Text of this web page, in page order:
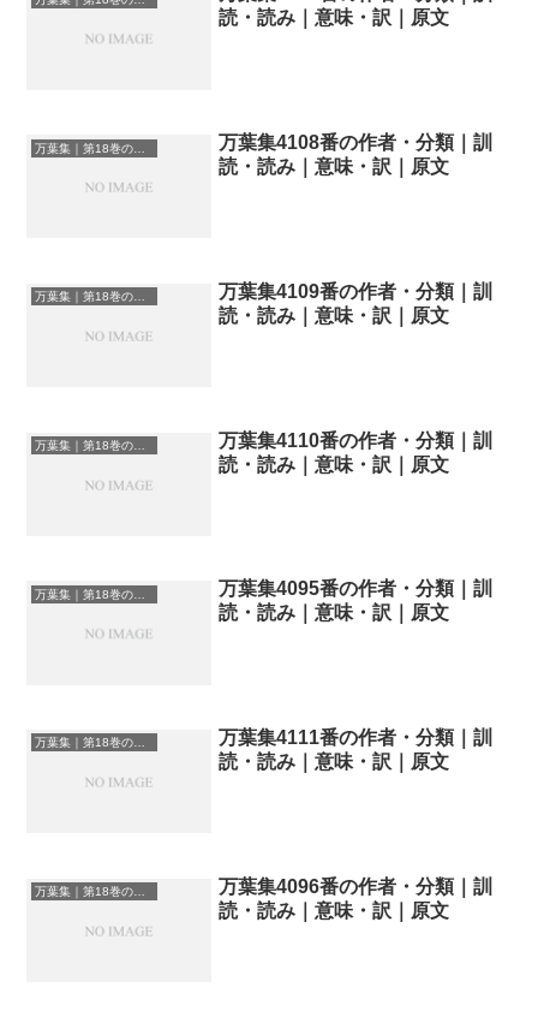
読・読み｜意味・訳｜原文
万葉集｜第18巻の和歌一覧
万葉集4108番の作者・分類｜訓
読・読み｜意味・訳｜原文
万葉集｜第18巻の和歌一覧
万葉集4109番の作者・分類｜訓
読・読み｜意味・訳｜原文
万葉集｜第18巻の和歌一覧
万葉集4110番の作者・分類｜訓
読・読み｜意味・訳｜原文
万葉集｜第18巻の和歌一覧
万葉集4095番の作者・分類｜訓
読・読み｜意味・訳｜原文
万葉集｜第18巻の和歌一覧
万葉集4111番の作者・分類｜訓
読・読み｜意味・訳｜原文
万葉集｜第18巻の和歌一覧
万葉集4096番の作者・分類｜訓
読・読み｜意味・訳｜原文